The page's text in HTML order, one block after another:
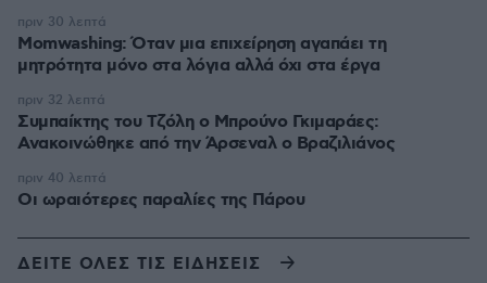
Momwashing: Όταν μια επιχείρηση αγαπάει τη
μητρότητα μόνο στα λόγια αλλά όχι στα έργα
πριν 30 λεπτά
Συμπαίκτης του Τζόλη ο Μπρούνο Γκιμαράες:
Ανακοινώθηκε από την Άρσεναλ ο Βραζιλιάνος
πριν 32 λεπτά
Οι ωραιότερες παραλίες της Πάρου
πριν 40 λεπτά
ΔΕΙΤΕ ΟΛΕΣ ΤΙΣ ΕΙΔΗΣΕΙΣ